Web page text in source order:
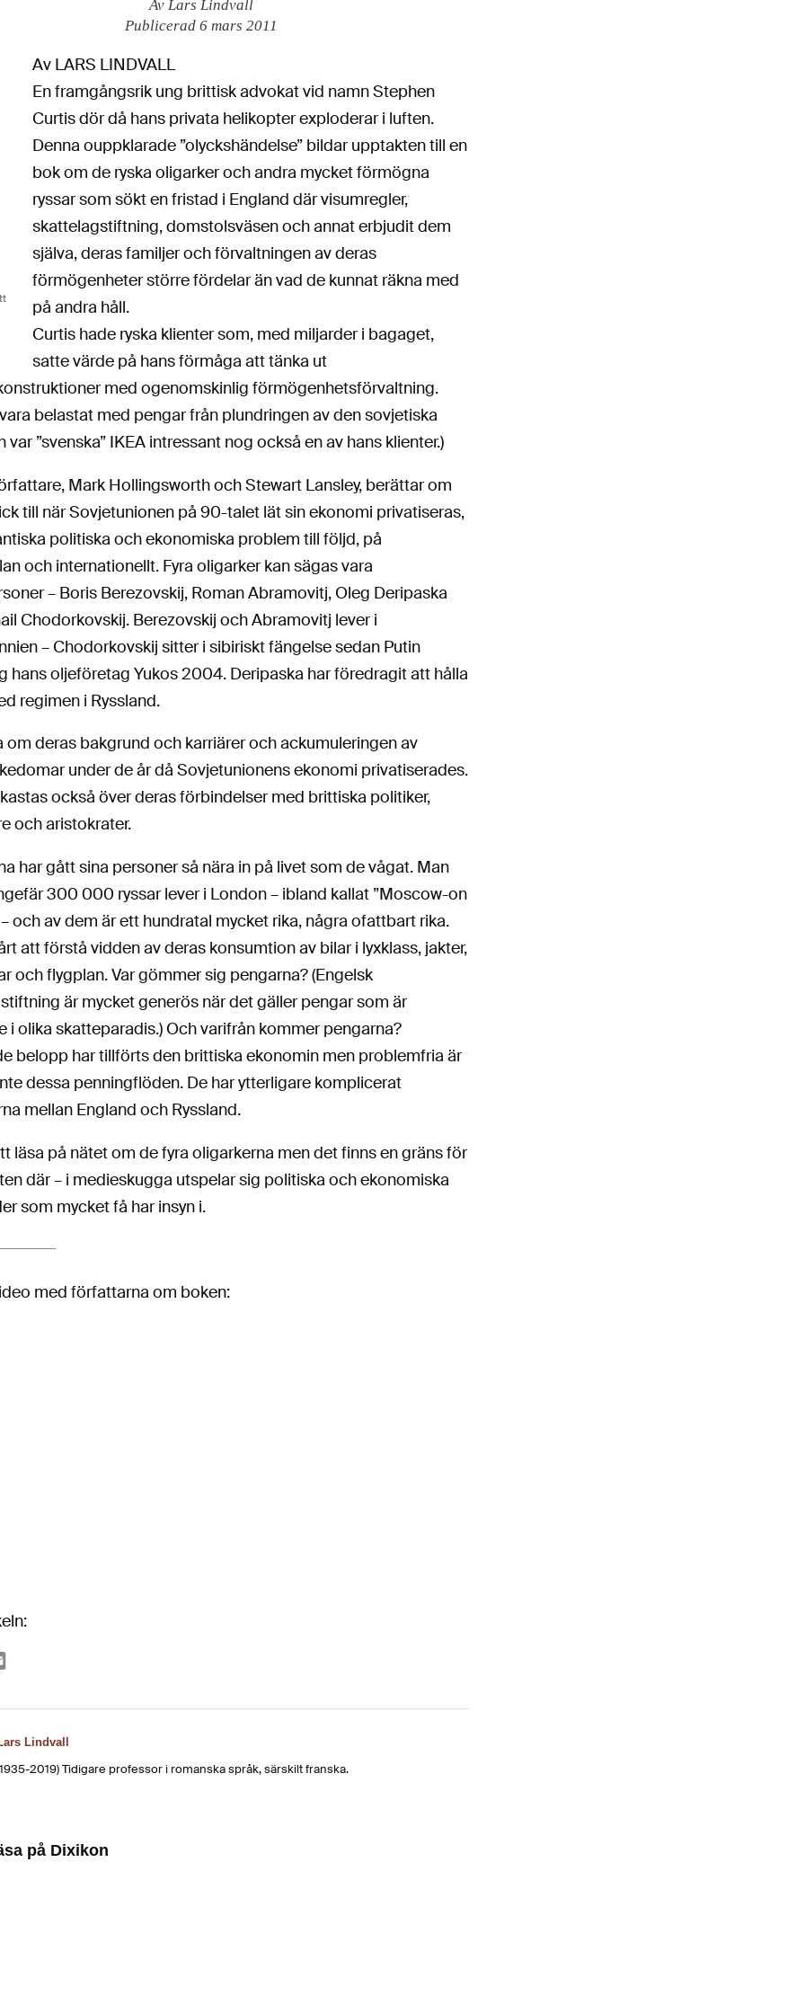
Av Lars Lindvall
Publicerad 6 mars 2011
Av LARS LINDVALL
En framgångsrik ung brittisk advokat vid namn Stephen
Curtis dör då hans privata helikopter exploderar i luften.
Denna ouppklarade ”olyckshändelse” bildar upptakten till en
bok om de ryska oligarker och andra mycket förmögna
ryssar som sökt en fristad i England där visumregler,
skattelagstiftning, domstolsväsen och annat erbjudit dem
själva, deras familjer och förvaltningen av deras
förmögenheter större fördelar än vad de kunnat räkna med
på andra håll.
Curtis hade ryska klienter som, med miljarder i bagaget,
satte värde på hans förmåga att tänka ut
med ogenomskinlig förmögenhetsförvaltning.
belastat med pengar från plundringen av den sovjetiska
var ”svenska” IKEA intressant nog också en av hans klienter.)
Mark Hollingsworth och Stewart Lansley, berättar om
till när Sovjetunionen på 90-talet lät sin ekonomi privatiseras,
politiska och ekonomiska problem till följd, på
och internationellt. Fyra oligarker kan sägas vara
– Boris Berezovskij, Roman Abramovitj, Oleg Deripaska
Chodorkovskij. Berezovskij och Abramovitj lever i
– Chodorkovskij sitter i sibiriskt fängelse sedan Putin
hans oljeföretag Yukos 2004. Deripaska har föredragit att hålla
regimen i Ryssland.
om deras bakgrund och karriärer och ackumuleringen av
under de år då Sovjetunionens ekonomi privatiserades.
också över deras förbindelser med brittiska politiker,
och aristokrater.
har gått sina personer så nära in på livet som de vågat. Man
300 000 ryssar lever i London – ibland kallat ”Moscow-on
– och av dem är ett hundratal mycket rika, några ofattbart rika.
att förstå vidden av deras konsumtion av bilar i lyxklass, jakter,
och flygplan. Var gömmer sig pengarna? (Engelsk
är mycket generös när det gäller pengar som är
i olika skatteparadis.) Och varifrån kommer pengarna?
belopp har tillförts den brittiska ekonomin men problemfria är
dessa penningflöden. De har ytterligare komplicerat
mellan England och Ryssland.
läsa på nätet om de fyra oligarkerna men det finns en gräns för
där – i medieskugga utspelar sig politiska och ekonomiska
som mycket få har insyn i.
med författarna om boken:
Lindvall
2019) Tidigare professor i romanska språk, särskilt franska.
på Dixikon